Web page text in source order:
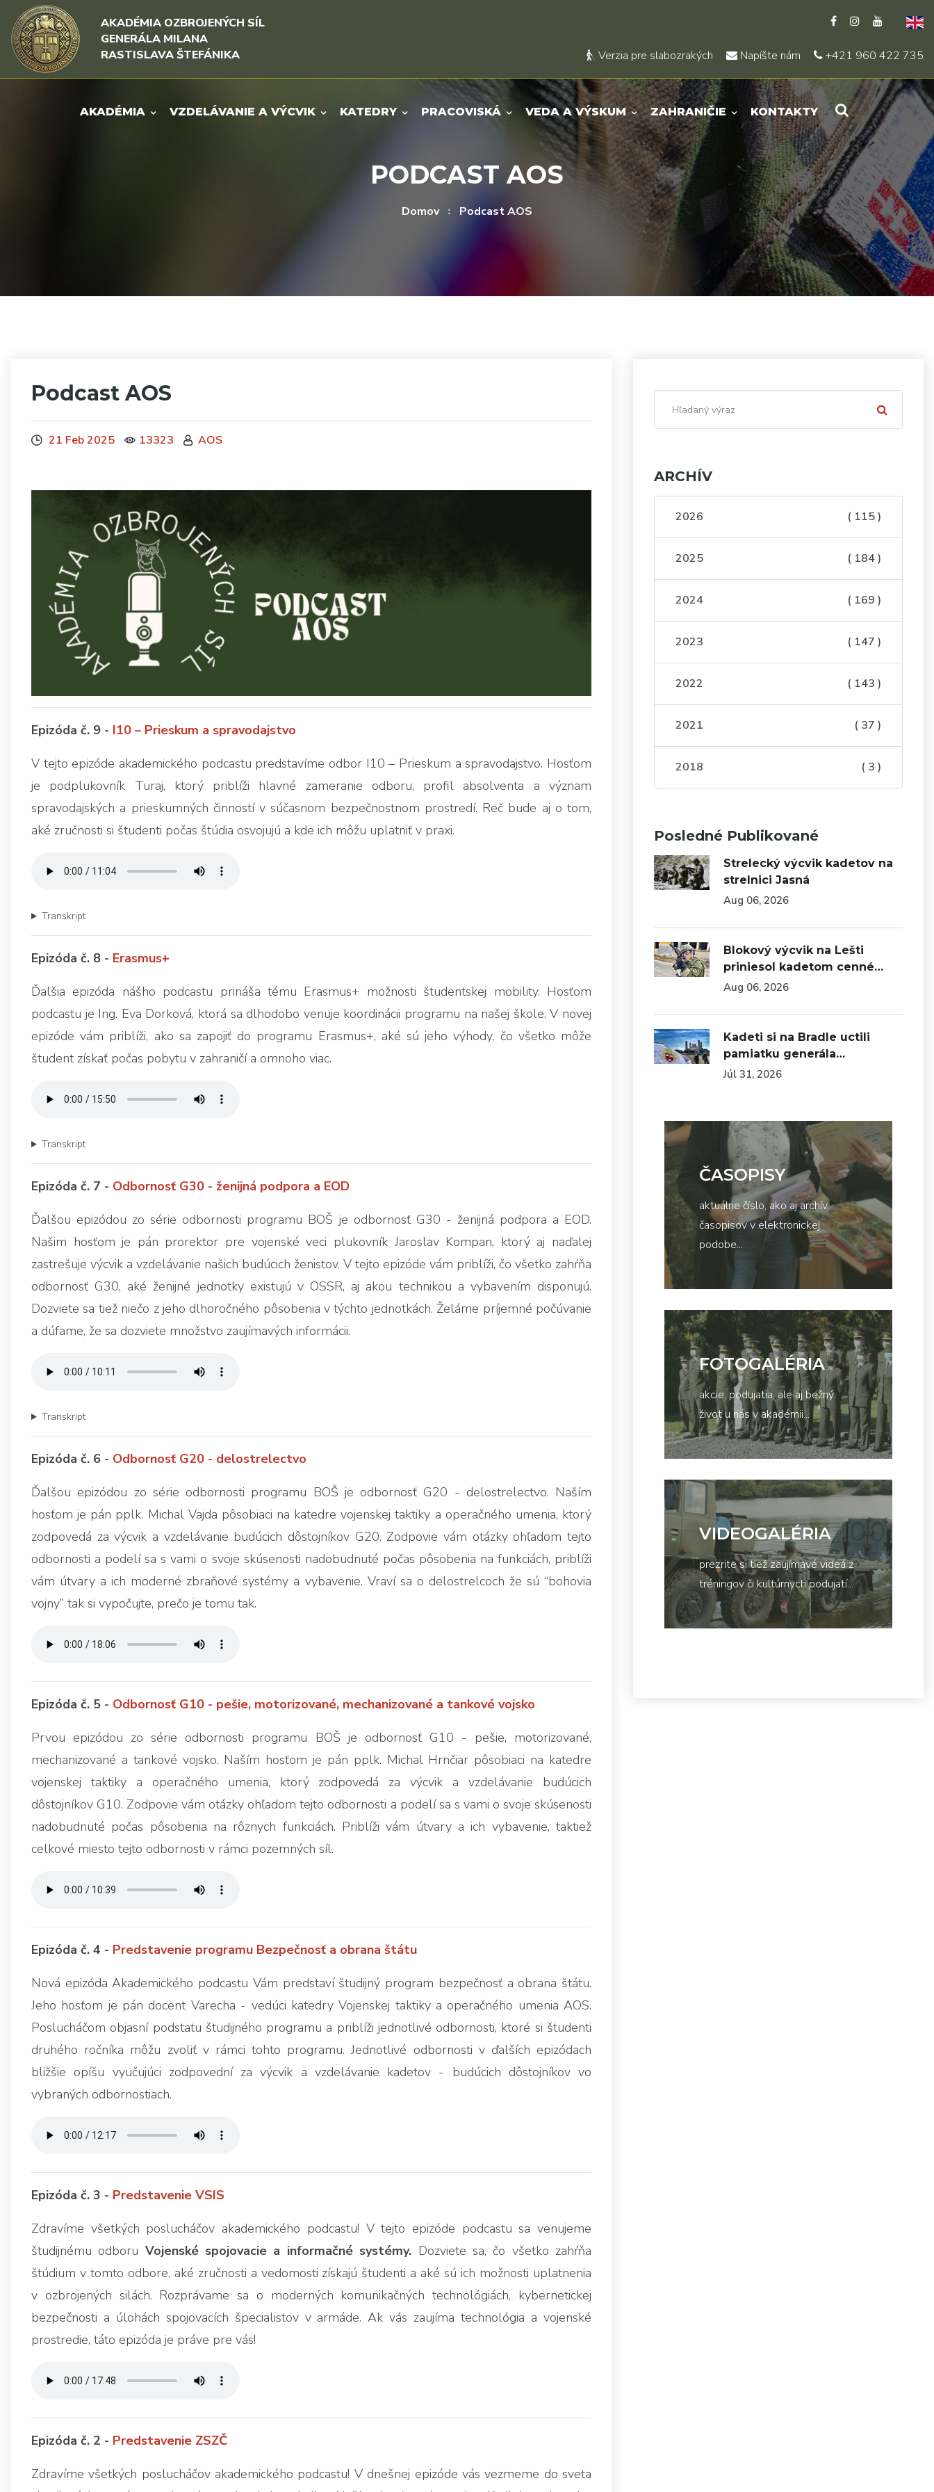
Rovno na obsah
Rovno na menu
AKADÉMIA OZBROJENÝCH SÍL
GENERÁLA MILANA
RASTISLAVA ŠTEFÁNIKA
Verzia pre slabozrakých Napíšte nám +421 960 422 735
AKADÉMIA VZDELÁVANIE A VÝCVIK KATEDRY PRACOVISKÁ VEDA A VÝSKUM ZAHRANIČIE KONTAKTY
PODCAST AOS
Domov Podcast AOS
Podcast AOS
21 Feb 2025 13323 AOS
Epizóda č. 9 - I10 – Prieskum a spravodajstvo
V tejto epizóde akademického podcastu predstavíme odbor I10 – Prieskum a spravodajstvo. Hosťom
je podplukovník Turaj, ktorý priblíži hlavné zameranie odboru, profil absolventa a význam
spravodajských a prieskumných činností v súčasnom bezpečnostnom prostredí. Reč bude aj o tom,
aké zručnosti si študenti počas štúdia osvojujú a kde ich môžu uplatniť v praxi.
Transkript
Epizóda č. 8 - Erasmus+
Ďalšia epizóda nášho podcastu prináša tému Erasmus+ možnosti študentskej mobility. Hosťom
podcastu je Ing. Eva Dorková, ktorá sa dlhodobo venuje koordinácii programu na našej škole. V novej
epizóde vám priblíži, ako sa zapojiť do programu Erasmus+, aké sú jeho výhody, čo všetko môže
študent získať počas pobytu v zahraničí a omnoho viac.
Transkript
Epizóda č. 7 - Odbornosť G30 - ženijná podpora a EOD
Ďalšou epizódou zo série odbornosti programu BOŠ je odbornosť G30 - ženijná podpora a EOD.
Našim hosťom je pán prorektor pre vojenské veci plukovník Jaroslav Kompan, ktorý aj naďalej
zastrešuje výcvik a vzdelávanie našich budúcich ženistov. V tejto epizóde vám priblíži, čo všetko zahŕňa
odbornosť G30, aké ženijné jednotky existujú v OSSR, aj akou technikou a vybavením disponujú.
Dozviete sa tiež niečo z jeho dlhoročného pôsobenia v týchto jednotkách. Želáme príjemné počúvanie
a dúfame, že sa dozviete množstvo zaujímavých informácii.
Transkript
Epizóda č. 6 - Odbornosť G20 - delostrelectvo
Ďalšou epizódou zo série odbornosti programu BOŠ je odbornosť G20 - delostrelectvo. Naším
hosťom je pán pplk. Michal Vajda pôsobiaci na katedre vojenskej taktiky a operačného umenia, ktorý
zodpovedá za výcvik a vzdelávanie budúcich dôstojníkov G20. Zodpovie vám otázky ohľadom tejto
odbornosti a podelí sa s vami o svoje skúsenosti nadobudnuté počas pôsobenia na funkciách, priblíži
vám útvary a ich moderné zbraňové systémy a vybavenie. Vraví sa o delostrelcoch že sú “bohovia
vojny” tak si vypočujte, prečo je tomu tak.
Epizóda č. 5 - Odbornosť G10 - pešie, motorizované, mechanizované a tankové vojsko
Prvou epizódou zo série odbornosti programu BOŠ je odbornosť G10 - pešie, motorizované,
mechanizované a tankové vojsko. Naším hosťom je pán pplk. Michal Hrnčiar pôsobiaci na katedre
vojenskej taktiky a operačného umenia, ktorý zodpovedá za výcvik a vzdelávanie budúcich
dôstojníkov G10. Zodpovie vám otázky ohľadom tejto odbornosti a podelí sa s vami o svoje skúsenosti
nadobudnuté počas pôsobenia na rôznych funkciách. Priblíži vám útvary a ich vybavenie, taktiež
celkové miesto tejto odbornosti v rámci pozemných síl.
Epizóda č. 4 - Predstavenie programu Bezpečnosť a obrana štátu
Nová epizóda Akademického podcastu Vám predstaví študijný program bezpečnosť a obrana štátu.
Jeho hosťom je pán docent Varecha - vedúci katedry Vojenskej taktiky a operačného umenia AOS.
Poslucháčom objasní podstatu študijného programu a priblíži jednotlivé odbornosti, ktoré si študenti
druhého ročníka môžu zvoliť v rámci tohto programu. Jednotlivé odbornosti v ďalších epizódach
bližšie opíšu vyučujúci zodpovední za výcvik a vzdelávanie kadetov - budúcich dôstojníkov vo
vybraných odbornostiach.
Epizóda č. 3 - Predstavenie VSIS
Zdravíme všetkých poslucháčov akademického podcastu! V tejto epizóde podcastu sa venujeme
študijnému odboru Vojenské spojovacie a informačné systémy. Dozviete sa, čo všetko zahŕňa
štúdium v tomto odbore, aké zručnosti a vedomosti získajú študenti a aké sú ich možnosti uplatnenia
v ozbrojených silách. Rozprávame sa o moderných komunikačných technológiách, kybernetickej
bezpečnosti a úlohách spojovacích špecialistov v armáde. Ak vás zaujíma technológia a vojenské
prostredie, táto epizóda je práve pre vás!
Epizóda č. 2 - Predstavenie ZSZČ
Zdravíme všetkých poslucháčov akademického podcastu! V dnešnej epizóde vás vezmeme do sveta
ARCHÍV
2026 ( 115 )
2025 ( 184 )
2024 ( 169 )
2023 ( 147 )
2022 ( 143 )
2021 ( 37 )
2018 ( 3 )
Posledné Publikované
Strelecký výcvik kadetov na
strelnici Jasná
Aug 06, 2026
Blokový výcvik na Lešti
priniesol kadetom cenné…
Aug 06, 2026
Kadeti si na Bradle uctili
pamiatku generála…
Júl 31, 2026
ČASOPISY
aktuálne číslo, ako aj archív
časopisov v elektronickej
podobe...
FOTOGALÉRIA
akcie, podujatia, ale aj bežný
život u nás v akadémii...
VIDEOGALÉRIA
prezrite si tiež zaujímavé videá z
tréningov či kultúrnych podujatí...